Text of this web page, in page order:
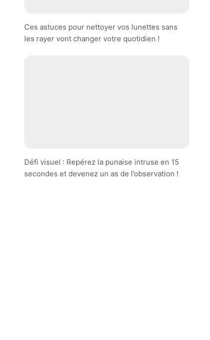
Ces astuces pour nettoyer vos lunettes sans
les rayer vont changer votre quotidien !
Défi visuel : Repérez la punaise intruse en 15
secondes et devenez un as de l’observation !